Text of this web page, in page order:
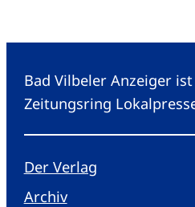
Bad Vilbeler Anzeiger
Zeitungsring
Der Verlag
Archiv